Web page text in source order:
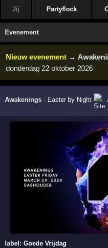
Jij Partyflock
Evenement
Nieuw evenement →
donderdag 22 oktober 2026
Awakenings · Easter by Night
label: Goede Vrijdag